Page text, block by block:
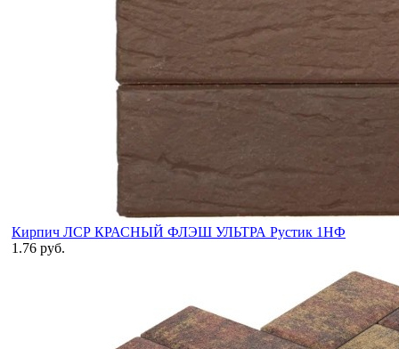
Кирпич ЛСР КРАСНЫЙ ФЛЭШ УЛЬТРА Рустик 1НФ
1.76 руб.